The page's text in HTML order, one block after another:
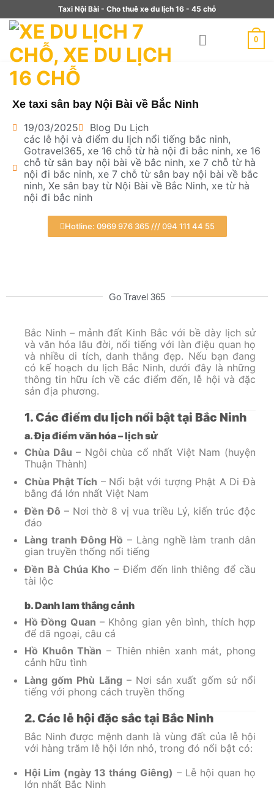
Taxi Nội Bài - Cho thuê xe du lịch 16 - 45 chỗ
0
Xe taxi sân bay Nội Bài về Bắc Ninh
19/03/2025
Blog Du Lịch
các lễ hội và điểm du lịch nổi tiếng bắc ninh,
Gotravel365, xe 16 chỗ từ hà nội đi bắc ninh, xe 16
chỗ từ sân bay nội bài về bắc ninh, xe 7 chỗ từ hà
nội đi bắc ninh, xe 7 chỗ từ sân bay nội bài về bắc
ninh, Xe sân bay từ Nội Bài về Bắc Ninh, xe từ hà
nội đi bắc ninh
Hotline: 0969 976 365 /// 094 111 44 55
Go Travel 365
Bắc Ninh – mảnh đất Kinh Bắc với bề dày lịch sử
và văn hóa lâu đời, nổi tiếng với làn điệu quan họ
và nhiều di tích, danh thắng đẹp. Nếu bạn đang
có kế hoạch du lịch Bắc Ninh, dưới đây là những
thông tin hữu ích về các điểm đến, lễ hội và đặc
sản địa phương.
1. Các điểm du lịch nổi bật tại Bắc Ninh
a. Địa điểm văn hóa – lịch sử
Chùa Dâu – Ngôi chùa cổ nhất Việt Nam (huyện
Thuận Thành)
Chùa Phật Tích – Nổi bật với tượng Phật A Di Đà
bằng đá lớn nhất Việt Nam
Đền Đô – Nơi thờ 8 vị vua triều Lý, kiến trúc độc
đáo
Làng tranh Đông Hồ – Làng nghề làm tranh dân
gian truyền thống nổi tiếng
Đền Bà Chúa Kho – Điểm đến linh thiêng để cầu
tài lộc
b. Danh lam thắng cảnh
Hồ Đồng Quan – Không gian yên bình, thích hợp
để dã ngoại, câu cá
Hồ Khuôn Thần – Thiên nhiên xanh mát, phong
cảnh hữu tình
Làng gốm Phù Lãng – Nơi sản xuất gốm sứ nổi
tiếng với phong cách truyền thống
2. Các lễ hội đặc sắc tại Bắc Ninh
Bắc Ninh được mệnh danh là vùng đất của lễ hội
với hàng trăm lễ hội lớn nhỏ, trong đó nổi bật có:
Hội Lim (ngày 13 tháng Giêng) – Lễ hội quan họ
lớn nhất Bắc Ninh